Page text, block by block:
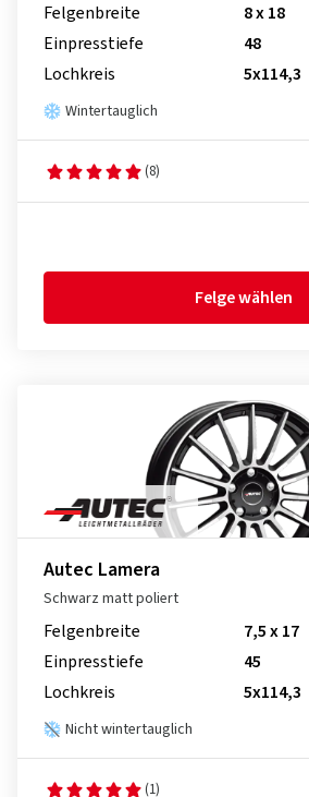
Felgenbreite
8 x 18
Einpresstiefe
48
Lochkreis
5x114,3
Wintertauglich
(8)
Felge wählen
Autec Lamera
Schwarz matt poliert
Felgenbreite
7,5 x 17
Einpresstiefe
45
Lochkreis
5x114,3
Nicht wintertauglich
(1)